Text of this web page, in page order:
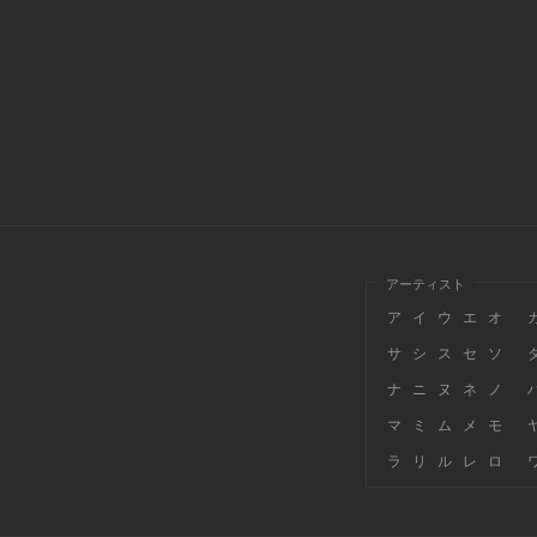
アーティスト
ア イ ウ エ オ
サ シ ス セ ソ
ナ ニ ヌ ネ ノ
マ ミ ム メ モ
ラ リ ル レ ロ